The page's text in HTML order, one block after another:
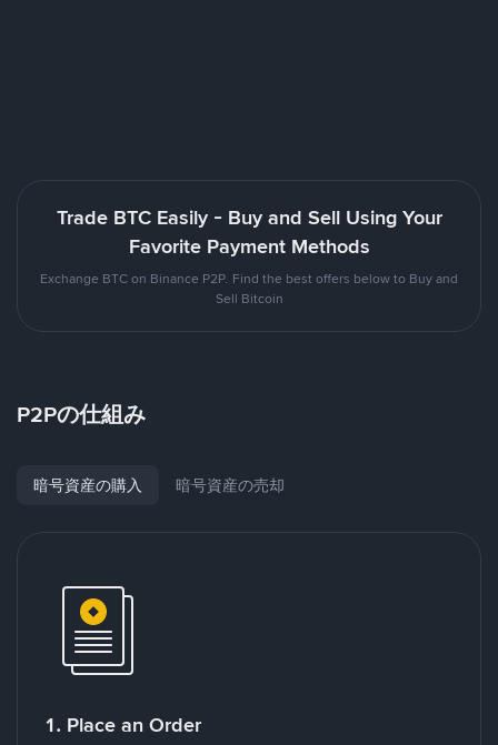
Trade BTC Easily - Buy and Sell Using Your
Favorite Payment Methods
Exchange BTC on Binance P2P. Find the best offers below to Buy and
Sell Bitcoin
P2Pの仕組み
暗号資産の購入 暗号資産の売却
1. Place an Order